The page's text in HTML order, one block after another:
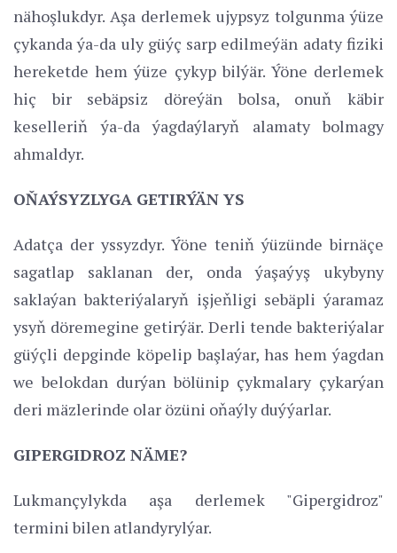
nähoşlukdyr. Aşa derlemek ujypsyz tolgunma ýüze
çykanda ýa-da uly güýç sarp edilmeýän adaty fiziki
hereketde hem ýüze çykyp bilýär. Ýöne derlemek
hiç bir sebäpsiz döreýän bolsa, onuň käbir
keselleriň ýa-da ýagdaýlaryň alamaty bolmagy
ahmaldyr.
OŇAÝSYZLYGA GETIRÝÄN YS
Adatça der yssyzdyr. Ýöne teniň ýüzünde birnäçe
sagatlap saklanan der, onda ýaşaýyş ukybyny
saklaýan bakteriýalaryň işjeňligi sebäpli ýaramaz
ysyň döremegine getirýär. Derli tende bakteriýalar
güýçli depginde köpelip başlaýar, has hem ýagdan
we belokdan durýan bölünip çykmalary çykarýan
deri mäzlerinde olar özüni oňaýly duýýarlar.
GIPERGIDROZ NÄME?
Lukmançylykda aşa derlemek "Gipergidroz"
termini bilen atlandyrylýar.